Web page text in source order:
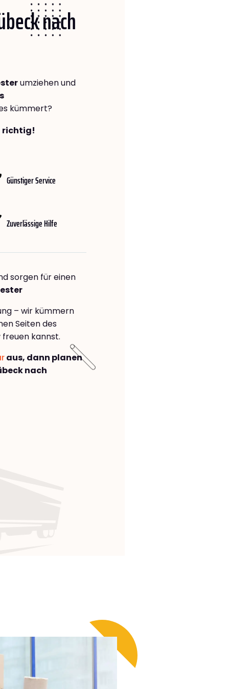
nach
umziehen und
kümmert?
richtig!
Günstiger Service
Zuverlässige Hilfe
sorgen für einen
– wir kümmern
Seiten des
freuen kannst.
aus, dann planen
nach